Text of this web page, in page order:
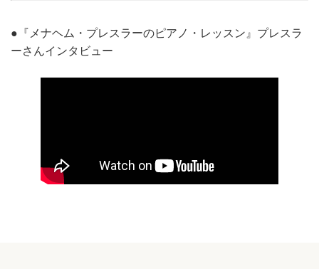
●『メナヘム・プレスラーのピアノ・レッスン』プレスラ
ーさんインタビュー